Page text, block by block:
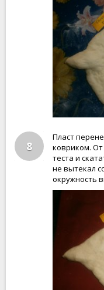
8
Пласт
ковриком. От
теста и
не вытекал
окружность